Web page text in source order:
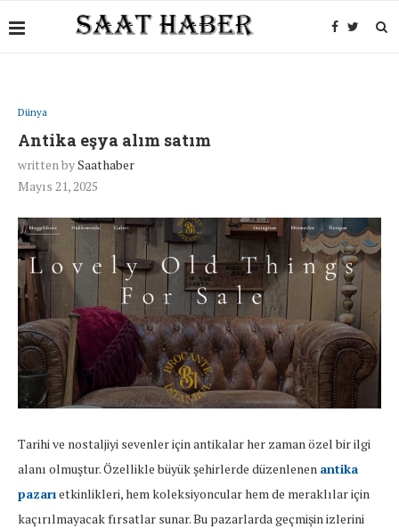
Dünya
Antika eşya alım satım
written bySaathaber
Mayıs 21, 2025
Tarihi ve nostaljiyi sevenleriçin antikalarher zaman özelbirilgi
alanı olmuştur.Özelliklebüyükşehirlerde düzenlenen antika
pazarıetkinlikleri,hem koleksiyoncularhem de meraklılariçin
kaçırılmayacakfırsatlar sunar.Bu pazarlarda geçmişin izlerini